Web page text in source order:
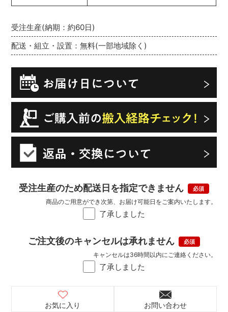
受注生産(納期：約60日)
配送・組立・設置：無料(一部地域除く)
受注生産のため配送日を指定できません
了承しました
商品のご用意ができ次第、お届け可能日をご案内いたします。
ご注文後のキャンセルは承れません
了承しました
キャンセルは36時間以内にご連絡ください。
お気に入り お問い合わせ